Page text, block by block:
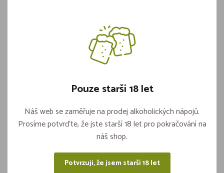
Aquila PET 1,5l Jemně Perlivá
Vložit do košíku
Sdílejte na sítích
Pouze starší 18 let
Náš web se zaměřuje na prodej alkoholických nápojů.
Prosíme potvrďte, že jste starší 18 let pro pokračování na
náš shop.
Potvrzuji, že jsem starší 18 let